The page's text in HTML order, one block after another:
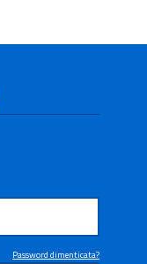
Password dimenticata?